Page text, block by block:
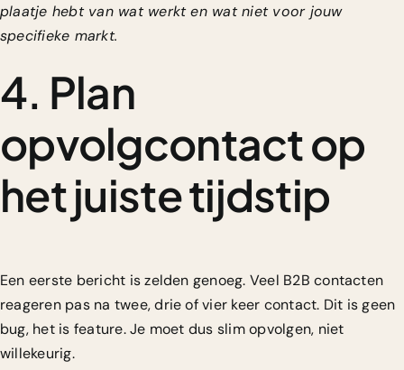
plaatje hebt van wat werkt en wat niet voor jouw
specifieke markt.
4. Plan
opvolgcontact op
het juiste tijdstip
Een eerste bericht is zelden genoeg. Veel B2B contacten
reageren pas na twee, drie of vier keer contact. Dit is geen
bug, het is feature. Je moet dus slim opvolgen, niet
willekeurig.